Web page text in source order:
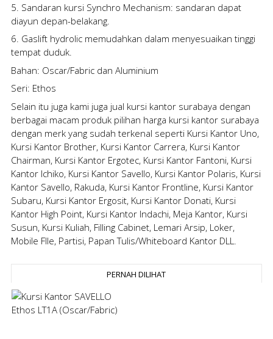
5. Sandaran kursi Synchro Mechanism: sandaran dapat
diayun depan-belakang.
6. Gaslift hydrolic memudahkan dalam menyesuaikan tinggi
tempat duduk.
Bahan: Oscar/Fabric dan Aluminium
Seri: Ethos
Selain itu juga kami juga jual kursi kantor surabaya dengan
berbagai macam produk pilihan harga kursi kantor surabaya
dengan merk yang sudah terkenal seperti Kursi Kantor Uno,
Kursi Kantor Brother, Kursi Kantor Carrera, Kursi Kantor
Chairman, Kursi Kantor Ergotec, Kursi Kantor Fantoni, Kursi
Kantor Ichiko, Kursi Kantor Savello, Kursi Kantor Polaris, Kursi
Kantor Savello, Rakuda, Kursi Kantor Frontline, Kursi Kantor
Subaru, Kursi Kantor Ergosit, Kursi Kantor Donati, Kursi
Kantor High Point, Kursi Kantor Indachi, Meja Kantor, Kursi
Susun, Kursi Kuliah, Filling Cabinet, Lemari Arsip, Loker,
Mobile FIle, Partisi, Papan Tulis/Whiteboard Kantor DLL.
PERNAH DILIHAT